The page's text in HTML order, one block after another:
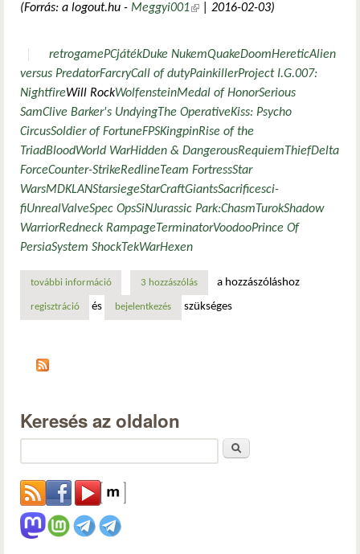
(Forrás: a logout.hu - Meggyi001(külső hivatkozás)
| 2016-02-03)
retrogamePCjátékDuke NukemQuakeDoomHereticAlien
versus PredatorFarcryCall of dutyPainkillerProject I.G.007:
NightfireWill RockWolfensteinMedal of HonorSerious
SamClive Barker's UndyingThe OperativeKiss: Psycho
CircusSoldier of FortuneFPSKingpinRise of the
TriadBloodWorld WarHidden & DangerousRequiemThiefDelta
ForceCounter-StrikeRedlineTeam FortressStar
WarsMDKLANStarsiegeStarCraftGiantsSacrificesci-
fiUnrealValveSpec OpsSiNJurassic Park:ChasmTurokShadow
WarriorRedneck RampageTerminatorVoodooPrince Of
PersiaSystem ShockTekWarHexen
további információretro játékok...- emlékek és újrajátszás linux alatt...
3 hozzászólás a hozzászóláshoz
regisztráció és bejelentkezés szükséges
Keresés az oldalon